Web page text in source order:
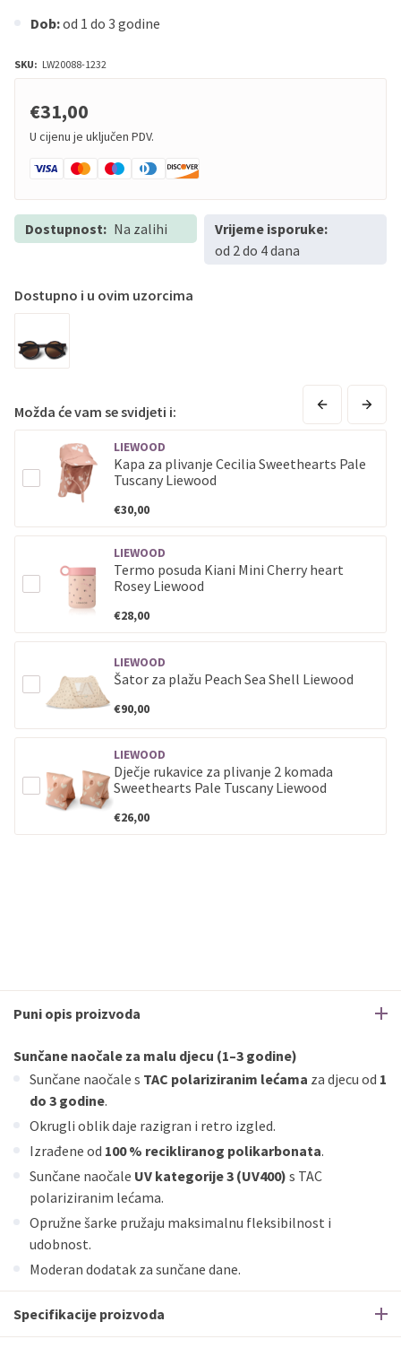
Dob:od 1 do 3 godine
SKU: LW20088-1232
€31,00
U cijenu je uključen PDV.
Dostupnost: Na zalihi
Vrijeme isporuke:
od 2 do 4 dana
Dostupno i u ovim uzorcima
Možda će vam se svidjeti i:
LIEWOOD
Kapa za plivanje Cecilia Sweethearts Pale
Tuscany Liewood
€30,00
LIEWOOD
Termo posuda Kiani Mini Cherry heart
Rosey Liewood
€28,00
LIEWOOD
Šator za plažu Peach Sea Shell Liewood
€90,00
LIEWOOD
Dječje rukavice za plivanje 2 komada
Sweethearts Pale Tuscany Liewood
€26,00
Puni opis proizvoda
Sunčane naočale za malu djecu (1–3 godine)
Sunčane naočale s TAC polariziranim lećama za djecu od 1
do 3 godine.
Okrugli oblik daje razigran i retro izgled.
Izrađene od 100 % recikliranog polikarbonata.
Sunčane naočale UV kategorije 3 (UV400) s TAC
polariziranim lećama.
Opružne šarke pružaju maksimalnu fleksibilnost i
udobnost.
Moderan dodatak za sunčane dane.
Specifikacije proizvoda